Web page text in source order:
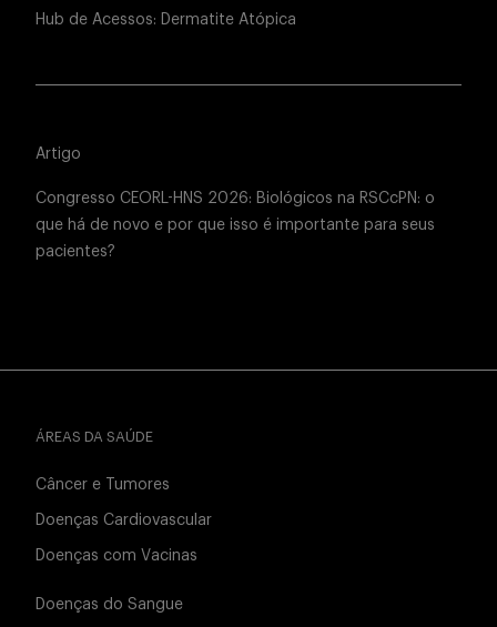
Hub de Acessos: Dermatite Atópica
Artigo
Congresso CEORL-HNS 2026: Biológicos na RSCcPN: o
que há de novo e por que isso é importante para seus
pacientes?
ÁREAS DA SAÚDE
Câncer e Tumores
Doenças Cardiovascular
Doenças com Vacinas
Doenças do Sangue